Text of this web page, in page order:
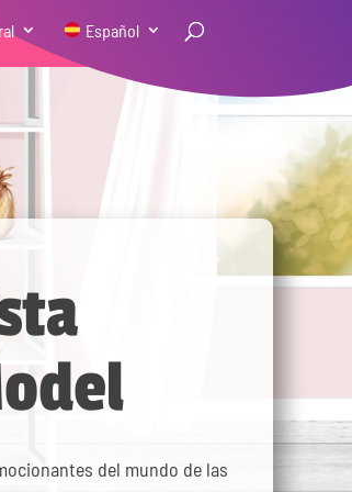
Español
del mundo de las